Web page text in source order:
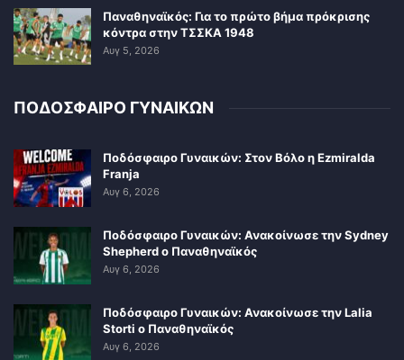
Παναθηναϊκός: Για το πρώτο βήμα πρόκρισης
κόντρα στην ΤΣΣΚΑ 1948
Αυγ 5, 2026
ΠΟΔΟΣΦΑΙΡΟ ΓΥΝΑΙΚΩΝ
Ποδόσφαιρο Γυναικών: Στον Βόλο η Ezmiralda
Franja
Αυγ 6, 2026
Ποδόσφαιρο Γυναικών: Ανακοίνωσε την Sydney
Shepherd ο Παναθηναϊκός
Αυγ 6, 2026
Ποδόσφαιρο Γυναικών: Ανακοίνωσε την Lalia
Storti ο Παναθηναϊκός
Αυγ 6, 2026